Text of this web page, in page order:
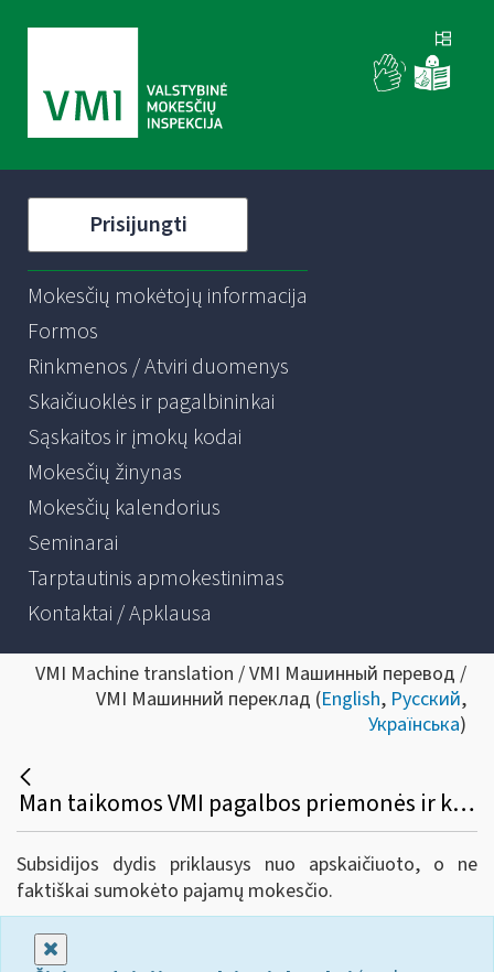
Prisijungti
Mokesčių mokėtojų informacija
Formos
Rinkmenos / Atviri duomenys
Skaičiuoklės ir pagalbininkai
Sąskaitos ir įmokų kodai
Mokesčių žinynas
Mokesčių kalendorius
Seminarai
Tarptautinis apmokestinimas
Kontaktai / Apklausa
VMI Machine translation / VMI Машинный перевод /
VMI Машинний переклад (English, Русский,
Українська)
Man taikomos VMI pagalbos priemonės ir kol kas nesu sumokėjęs gyventojų pajamų mokesčio už 2019 m., apskaičiuoto nuo mano individualios veiklos pajamų. Jį be delspinigių galiu sumokėti iki birželio 30 d. Ar subsidija bus apskaičiuota atsižvelgiant į apskaičiuotą, bet nesumokėtą pajamų mokestį? Ar galėsiu gauti tik 100 Eur, kadangi nesu sumokėjęs pajamų mokesčio už 2019 m.?
Subsidijos dydis priklausys nuo apskaičiuoto, o ne
faktiškai sumokėto pajamų mokesčio.